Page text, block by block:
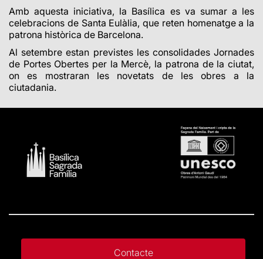
Amb aquesta iniciativa, la Basílica es va sumar a les
celebracions de Santa Eulàlia, que reten homenatge a la
patrona històrica de Barcelona.
Al setembre estan previstes les consolidades Jornades
de Portes Obertes per la Mercè, la patrona de la ciutat,
on es mostraran les novetats de les obres a la
ciutadania.
Contacte